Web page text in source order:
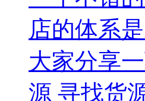
店的体系
大家分享
源 寻找货